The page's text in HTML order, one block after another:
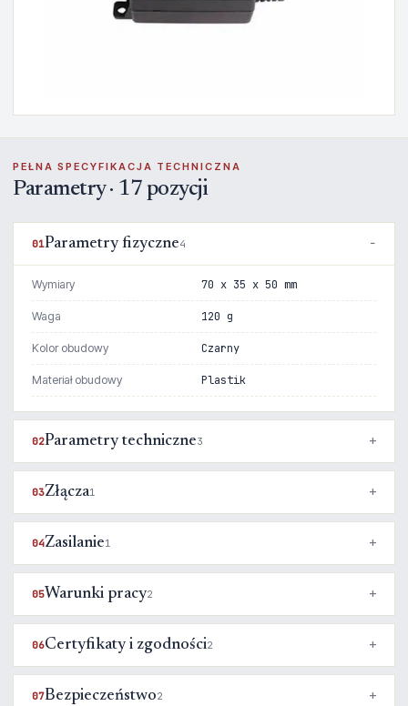
PEŁNA SPECYFIKACJA TECHNICZNA
Parametry · 17 pozycji
01Parametry fizyczne4
Wymiary 70 x 35 x 50 mm
Waga 120 g
Kolor obudowy Czarny
Materiał obudowy Plastik
02Parametry techniczne3
03Złącza1
04Zasilanie1
05Warunki pracy2
06Certyfikaty i zgodności2
07Bezpieczeństwo2